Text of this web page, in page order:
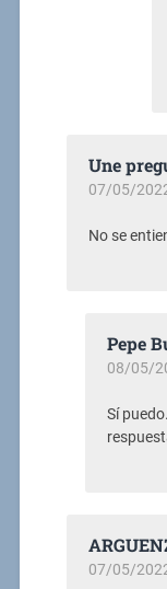
Une
07/05/
No se
Pepe
08/05/
Sí
07/05/